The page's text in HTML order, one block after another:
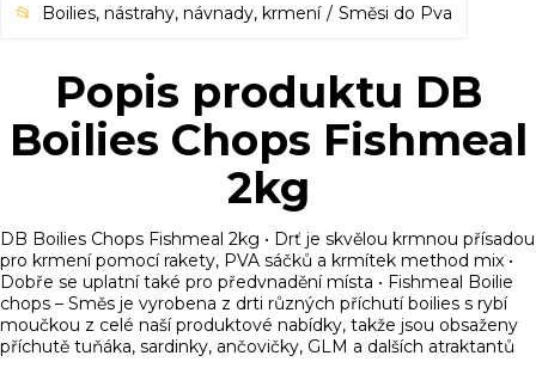
Boilies, nástrahy, návnady, krmení Směsi do Pva
Popis produktu DB
Boilies Chops Fishmeal
2kg
DB Boilies Chops Fishmeal 2kg • Drť je skvělou krmnou přísadou
pro krmení pomocí rakety, PVA sáčků a krmítek method mix •
Dobře se uplatní také pro předvnadění místa • Fishmeal Boilie
chops – Směs je vyrobena z drti různých příchutí boilies s rybí
moučkou z celé naší produktové nabídky, takže jsou obsaženy
příchutě tuňáka, sardinky, ančovičky, GLM a dalších atraktantů